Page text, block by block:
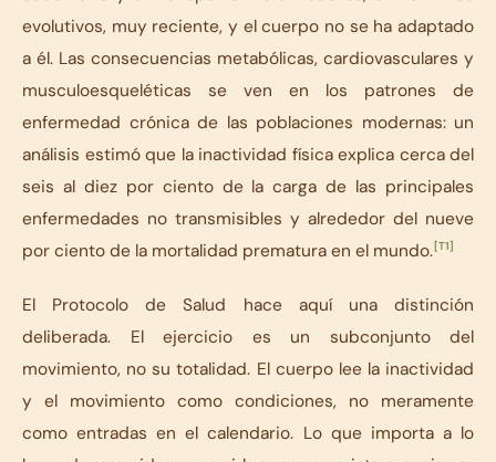
evolutivos, muy reciente, y el cuerpo no se ha adaptado
a él. Las consecuencias metabólicas, cardiovasculares y
musculoesqueléticas se ven en los patrones de
enfermedad crónica de las poblaciones modernas: un
análisis estimó que la inactividad física explica cerca del
seis al diez por ciento de la carga de las principales
enfermedades no transmisibles y alrededor del nueve
por ciento de la mortalidad prematura en el mundo.[T1]
El Protocolo de Salud hace aquí una distinción
deliberada. El ejercicio es un subconjunto del
movimiento, no su totalidad. El cuerpo lee la inactividad
y el movimiento como condiciones, no meramente
como entradas en el calendario. Lo que importa a lo